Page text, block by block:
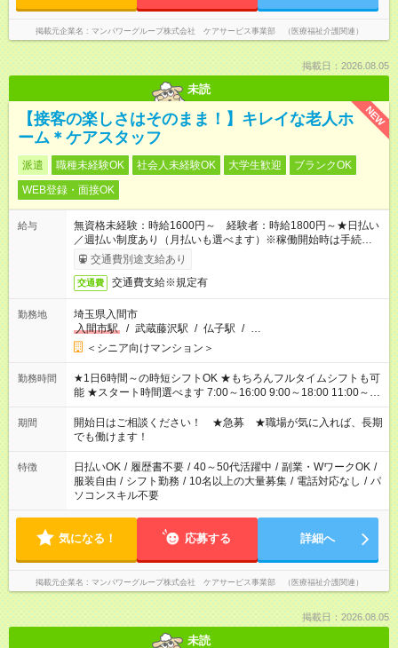
掲載元企業名 マンパワーグループ株式会社 ケアサービス事業部 （医療福祉介護関連）
掲載日：2026.08.05
未読
NEW
【接客の楽しさはそのまま！】キレイな老人ホ
ーム＊ケアスタッフ
派遣 職種未経験OK 社会人未経験OK 大学生歓迎
ブランクOK
WEB登録・面接OK
給与
無資格未経験：時給1600円～ 経験者：時給1800円～★日払い
／週払い制度あり（月払いも選べます）※稼働開始時は手続き完
了次第のお支払いとなります。
交通費別途支給あり
交通費 交通費支給※規定有
勤務地
埼玉県入間市
入間市駅
/ 武蔵藤沢駅 / 仏子駅 / …
＜シニア向けマンション＞
勤務時間
★1日6時間～の時短シフトOK ★もちろんフルタイムシフトも可
能 ★スタート時間選べます 7:00～16:00 9:00～18:00 11:00～
20:00 など 残業なし！ ※Wワークの場合、他のお仕事と合わせ
週40時間超の就業はご案内できません ※法令に基づき、週20時
間以上勤務は社会保険への加入対象となります ※労働者派遣法
（日雇い派遣の原則禁止）により、短時間・短期間の就業はご
案内が難しい場合があります
期間
開始日はご相談ください！ ★急募 ★職場が気に入れば、長期
でも働けます！
特徴 日払いOK / 履歴書不要 / 40～50代活躍中 / 副業・WワークOK /
服装自由 / シフト勤務 / 10名以上の大量募集 / 電話対応なし / パ
ソコンスキル不要
気になる！ 応募する 詳細へ
掲載元企業名 マンパワーグループ株式会社 ケアサービス事業部 （医療福祉介護関連）
掲載日：2026.08.05
未読